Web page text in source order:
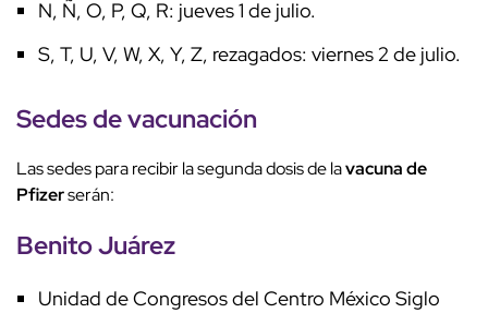
N, Ñ, O, P, Q, R: jueves 1 de julio.
S, T, U, V, W, X, Y, Z, rezagados: viernes 2 de julio.
Sedes de vacunación
Las sedes para recibir la segunda dosis de lavacuna de
Pfizerserán:
Benito Juárez
Unidad de Congresos del Centro México Siglo